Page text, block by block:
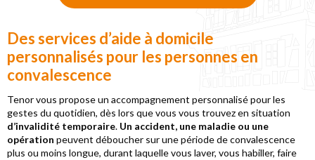
Des services d’aide à domicile
personnalisés pour les personnes en
convalescence
Tenor vous propose un accompagnement personnalisé pour les
gestes du quotidien, dès lors que vous vous trouvez en situation
d’invalidité temporaire. Un accident, une maladie ou une
opération peuvent déboucher sur une période de convalescence
plus ou moins longue, durant laquelle vous laver, vous habiller, faire